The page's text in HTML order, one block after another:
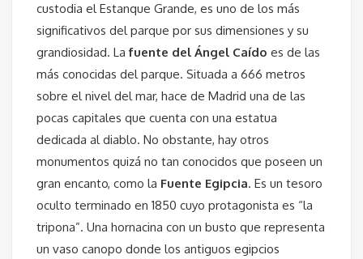
custodia el Estanque Grande, es uno de los más
significativos del parque por sus dimensiones y su
grandiosidad. Lafuente del Ángel Caído es de las
más conocidas del parque. Situada a 666 metros
sobre el nivel del mar, hace de Madrid una de las
pocas capitales que cuenta con una estatua
dedicada al diablo. No obstante, hay otros
monumentos quizá no tan conocidos que poseen un
gran encanto, como la Fuente Egipcia. Es un tesoro
oculto terminado en 1850 cuyo protagonista es “la
tripona”. Una hornacina con un busto que representa
un vaso canopo donde los antiguos egipcios